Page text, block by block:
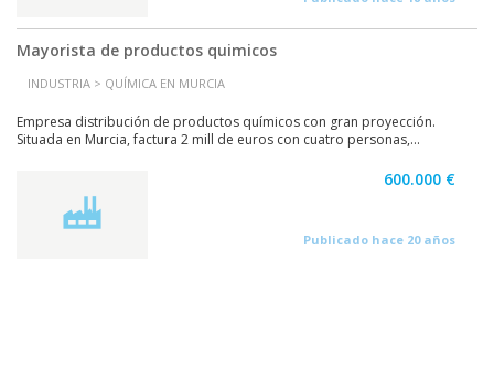
Mayorista de productos quimicos
INDUSTRIA > QUÍMICA EN MURCIA
Empresa distribución de productos químicos con gran proyección.
Situada en Murcia, factura 2 mill de euros con cuatro personas,...
600.000 €
Publicado hace 20 años